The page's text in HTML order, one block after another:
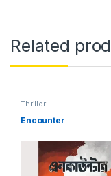
Related
Thriller
Encounter